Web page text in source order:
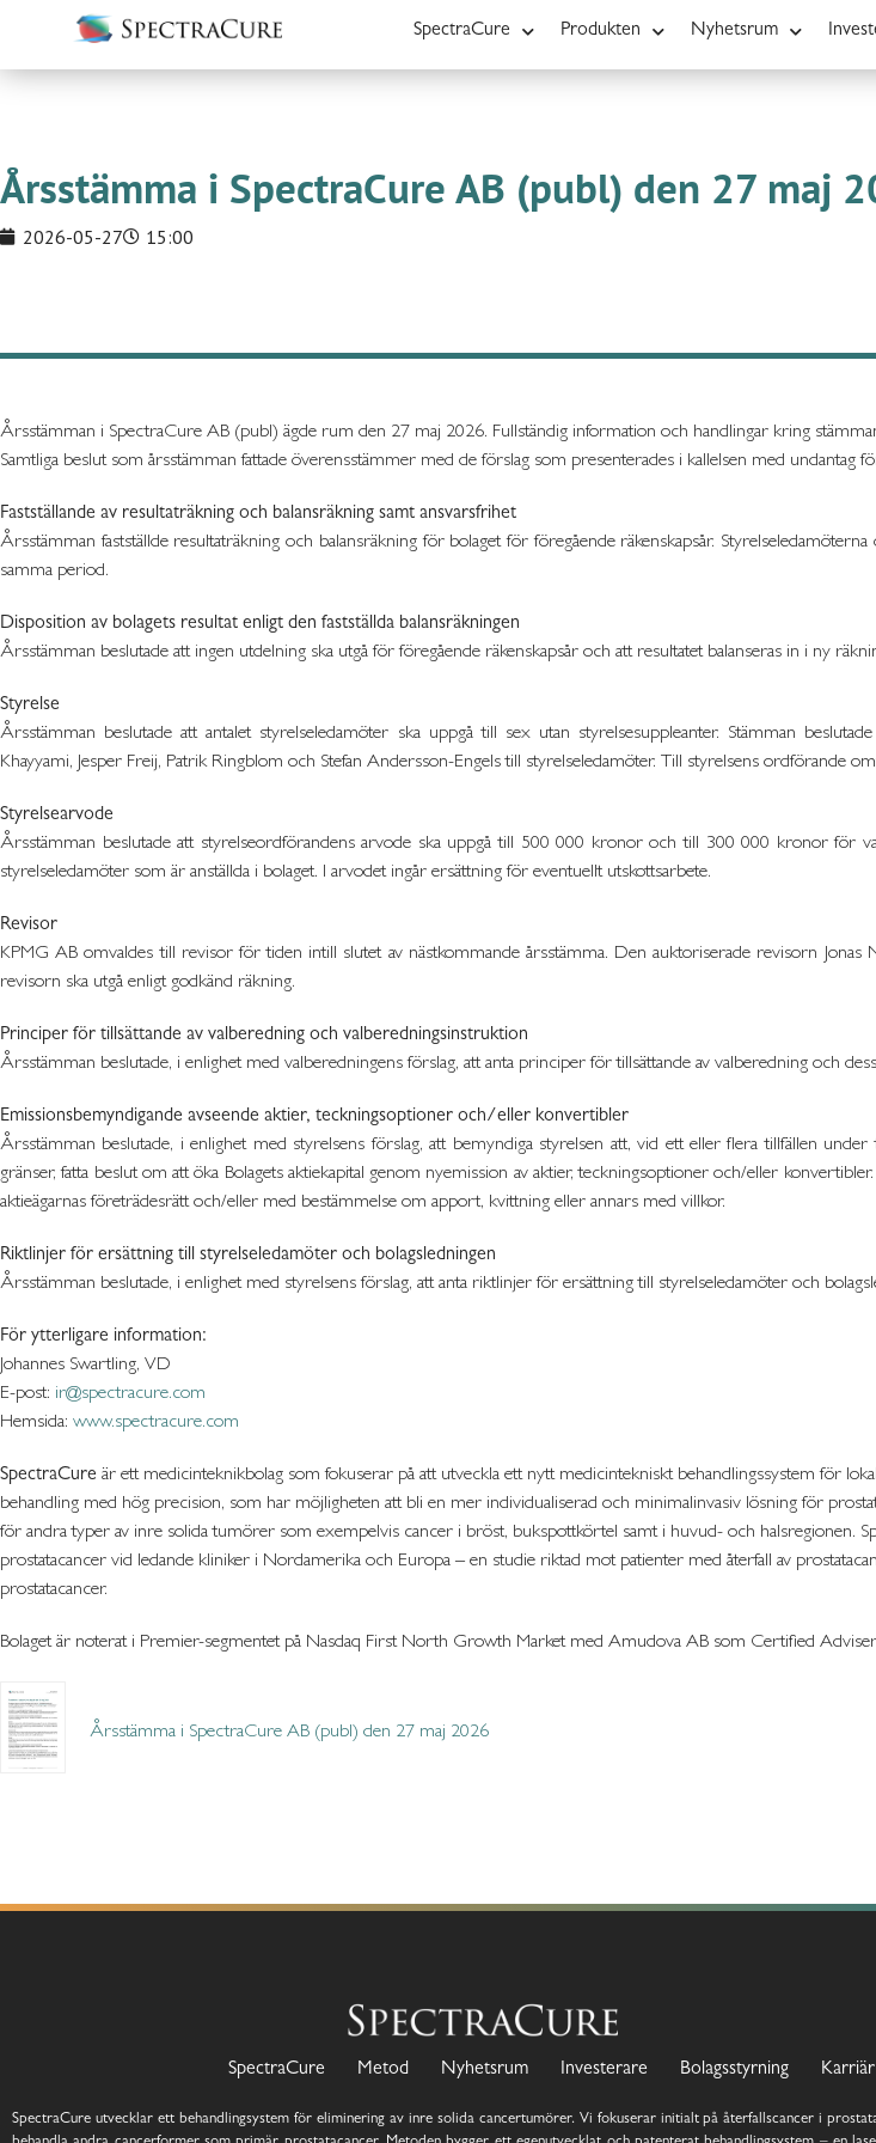
SpectraCure Produkten Nyhetsrum
Årsstämma i SpectraCure AB (publ) den 27 maj
2026-05-27 15:00
Årsstämman i SpectraCure AB (publ) ägde rum den 27 maj 2026. Fullständig information och handlingar kring
Samtliga beslut som årsstämman fattade överensstämmer med de förslag som presenterades i kallelsen med undantag
Fastställande av resultaträkning och balansräkning samt ansvarsfrihet
Årsstämman fastställde resultaträkning och balansräkning för bolaget för föregående räkenskapsår.
samma period.
Disposition av bolagets resultat enligt den fastställda balansräkningen
Årsstämman beslutade att ingen utdelning ska utgå för föregående räkenskapsår och att resultatet balanseras in i ny
Styrelse
Årsstämman beslutade att antalet styrelseledamöter ska uppgå till sex utan styrelsesuppleanter. Stämman
Khayyami, Jesper Freij, Patrik Ringblom och Stefan Andersson-Engels till styrelseledamöter. Till styrelsens ordförande
Styrelsearvode
Årsstämman beslutade att styrelseordförandens arvode ska uppgå till 500 000 kronor och till 300 000 kronor för
styrelseledamöter som är anställda i bolaget. I arvodet ingår ersättning för eventuellt utskottsarbete.
Revisor
KPMG AB omvaldes till revisor för tiden intill slutet av nästkommande årsstämma. Den auktoriserade revisorn
revisorn ska utgå enligt godkänd räkning.
Principer för tillsättande av valberedning och valberedningsinstruktion
Årsstämman beslutade, i enlighet med valberedningens förslag, att anta principer för tillsättande av valberedning och
Emissionsbemyndigande avseende aktier, teckningsoptioner och/eller konvertibler
Årsstämman beslutade, i enlighet med styrelsens förslag, att bemyndiga styrelsen att, vid ett eller flera tillfällen
gränser, fatta beslut om att öka Bolagets aktiekapital genom nyemission av aktier, teckningsoptioner och/eller
aktieägarnas företrädesrätt och/eller med bestämmelse om apport, kvittning eller annars med villkor.
Riktlinjer för ersättning till styrelseledamöter och bolagsledningen
Årsstämman beslutade, i enlighet med styrelsens förslag, att anta riktlinjer för ersättning till styrelseledamöter och
För ytterligare information:
Johannes Swartling, VD
E-post: ir@spectracure.com
Hemsida: www.spectracure.com
SpectraCure är ett medicinteknikbolag som fokuserar på att utveckla ett nytt medicintekniskt behandlingssystem för
behandling med hög precision, som har möjligheten att bli en mer individualiserad och minimalinvasiv lösning för
för andra typer av inre solida tumörer som exempelvis cancer i bröst, bukspottkörtel samt i huvud- och halsregionen.
prostatacancer vid ledande kliniker i Nordamerika och Europa – en studie riktad mot patienter med återfall av
prostatacancer.
Bolaget är noterat i Premier-segmentet på Nasdaq First North Growth Market med Amudova AB som Certified
Årsstämma i SpectraCure AB (publ) den 27 maj 2026
SpectraCure Metod Nyhetsrum Investerare Bolagsstyrning Karriär
SpectraCure utvecklar ett behandlingsystem för eliminering av inre solida cancertumörer. Vi fokuserar initialt på återfallscancer i